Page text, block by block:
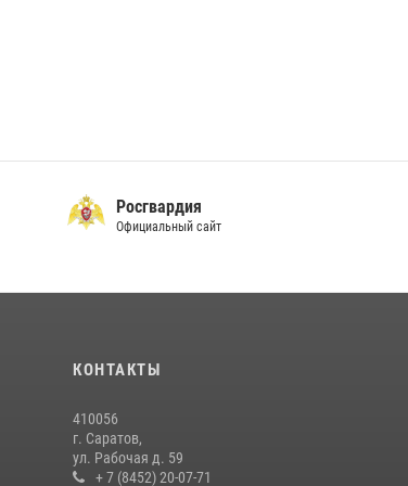
Росгвардия
Официальный сайт
КОНТАКТЫ
410056
г. Саратов,
ул. Рабочая д. 59
+ 7 (8452) 20-07-71